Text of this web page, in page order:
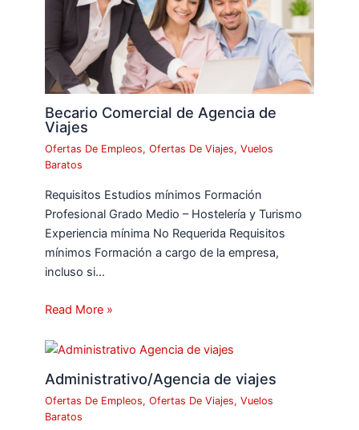
Becario Comercial de Agencia de
Viajes
Ofertas De Empleos,Ofertas De Viajes,Vuelos
Baratos
Requisitos Estudios mínimos Formación
Profesional Grado Medio – Hostelería y Turismo
Experiencia mínima No Requerida Requisitos
mínimos Formación a cargo de la empresa,
incluso si…
Read More »
Administrativo/Agencia de viajes
Ofertas De Empleos,Ofertas De Viajes,Vuelos
Baratos